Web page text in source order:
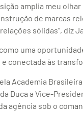
amplia meu
de marcas
sólidas”, diz
uma
conectada às
Academia
Duca a Vice-
agência sob o